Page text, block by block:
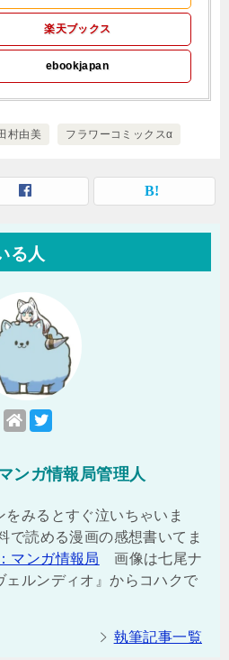
楽天ブックス
ebookjapan
村由美 フラワーコミックスα
る人
ンガ情報局管理人
みるとすぐ泣いちゃいま
で読める漫画の感想書いてま
マンガ情報局
画像は七尾ナ
ェルンディオ』からコハクで
執筆記事一覧